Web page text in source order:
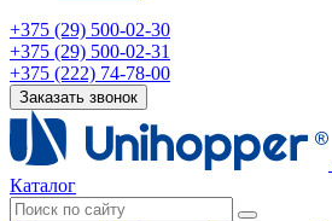
+375 (29) 500-02-30
+375 (29) 500-02-31
+375 (222) 74-78-00
Заказать звонок
Каталог